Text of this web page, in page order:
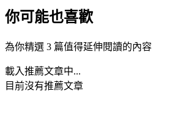
你可能也喜歡
為你精選 3 篇值得延伸閱讀的內容
載入推薦文章中...
目前沒有推薦文章